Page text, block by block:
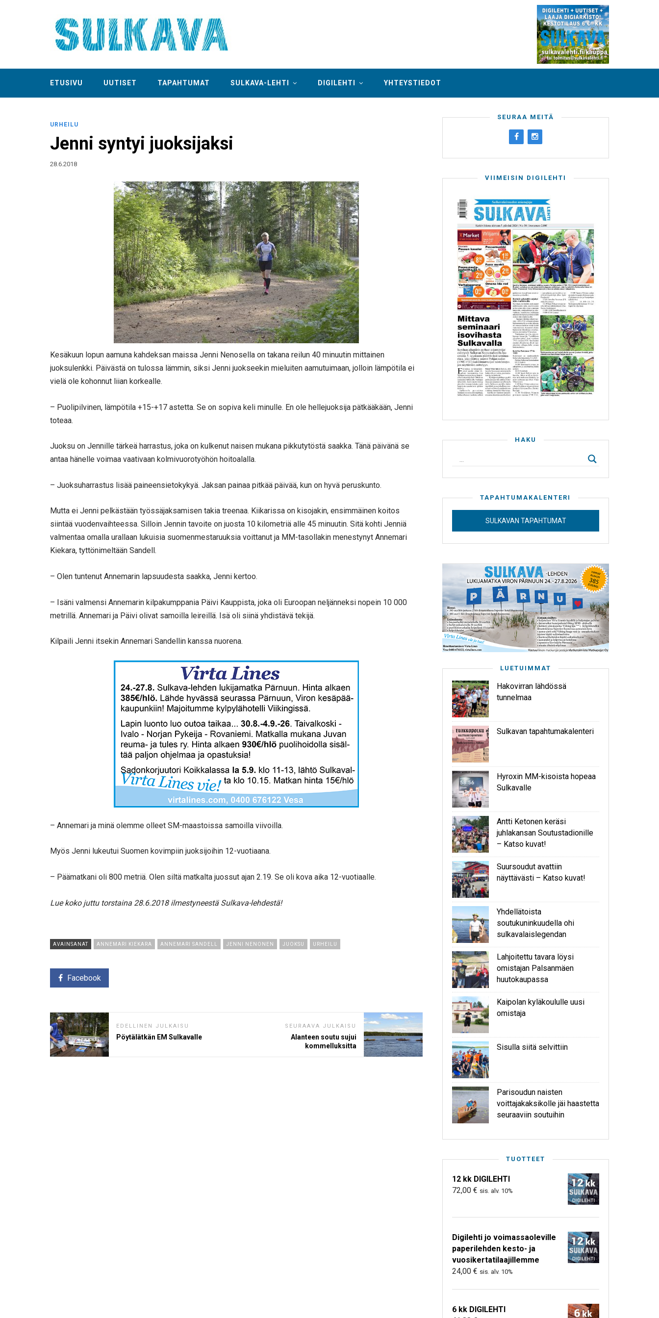
ETUSIVU UUTISET TAPAHTUMAT SULKAVA-LEHTI DIGILEHTI YHTEYSTIEDOT
URHEILU
Jenni syntyi juoksijaksi
28.6.2018
Kesäkuun lopun aamuna kahdeksan maissa Jenni Nenosella on takana reilun 40 minuutin mittainen
juoksulenkki. Päivästä on tulossa lämmin, siksi Jenni juokseekin mieluiten aamutuimaan, jolloin lämpötila ei
vielä ole kohonnut liian korkealle.
– Puolipilvinen, lämpötila +15-+17 astetta. Se on sopiva keli minulle. En ole hellejuoksija pätkääkään, Jenni
toteaa.
Juoksu on Jennille tärkeä harrastus, joka on kulkenut naisen mukana pikkutytöstä saakka. Tänä päivänä se
antaa hänelle voimaa vaativaan kolmivuorotyöhön hoitoalalla.
– Juoksuharrastus lisää paineensietokykyä. Jaksan painaa pitkää päivää, kun on hyvä peruskunto.
Mutta ei Jenni pelkästään työssäjaksamisen takia treenaa. Kiikarissa on kisojakin, ensimmäinen koitos
siintää vuodenvaihteessa. Silloin Jennin tavoite on juosta 10 kilometriä alle 45 minuutin. Sitä kohti Jenniä
valmentaa omalla urallaan lukuisia suomenmestaruuksia voittanut ja MM-tasollakin menestynyt Annemari
Kiekara, tyttönimeltään Sandell.
– Olen tuntenut Annemarin lapsuudesta saakka, Jenni kertoo.
– Isäni valmensi Annemarin kilpakumppania Päivi Kauppista, joka oli Euroopan neljänneksi nopein 10 000
metrillä. Annemari ja Päivi olivat samoilla leireillä. Isä oli siinä yhdistävä tekijä.
Kilpaili Jenni itsekin Annemari Sandellin kanssa nuorena.
– Annemari ja minä olemme olleet SM-maastoissa samoilla viivoilla.
Myös Jenni lukeutui Suomen kovimpiin juoksijoihin 12-vuotiaana.
– Päämatkani oli 800 metriä. Olen siltä matkalta juossut ajan 2.19. Se oli kova aika 12-vuotiaalle.
Lue koko juttu torstaina 28.6.2018 ilmestyneestä Sulkava-lehdestä!
AVAINSANAT ANNEMARI KIEKARA ANNEMARI SANDELL JENNI NENONEN JUOKSU URHEILU
Facebook
EDELLINEN JULKAISU
Pöytälätkän EM Sulkavalle
SEURAAVA JULKAISU
Alanteen soutu sujui
kommelluksitta
SEURAA MEITÄ
VIIMEISIN DIGILEHTI
HAKU
TAPAHTUMAKALENTERI
SULKAVAN TAPAHTUMAT
LUETUIMMAT
Hakovirran lähdössä
tunnelmaa
Sulkavan tapahtumakalenteri
Hyroxin MM-kisoista hopeaa
Sulkavalle
Antti Ketonen keräsi
juhlakansan Soutustadionille
– Katso kuvat!
Suursoudut avattiin
näyttävästi – Katso kuvat!
Yhdellätoista
soutukuninkuudella ohi
sulkavalaislegendan
Lahjoitettu tavara löysi
omistajan Palsanmäen
huutokaupassa
Kaipolan kyläkoululle uusi
omistaja
Sisulla siitä selvittiin
Parisoudun naisten
voittajakaksikolle jäi haastetta
seuraaviin soutuihin
TUOTTEET
12 kk DIGILEHTI
72,00 € sis. alv. 10%
Digilehti jo voimassaoleville
paperilehden kesto- ja
vuosikertatilaajillemme
24,00 € sis. alv. 10%
6 kk DIGILEHTI